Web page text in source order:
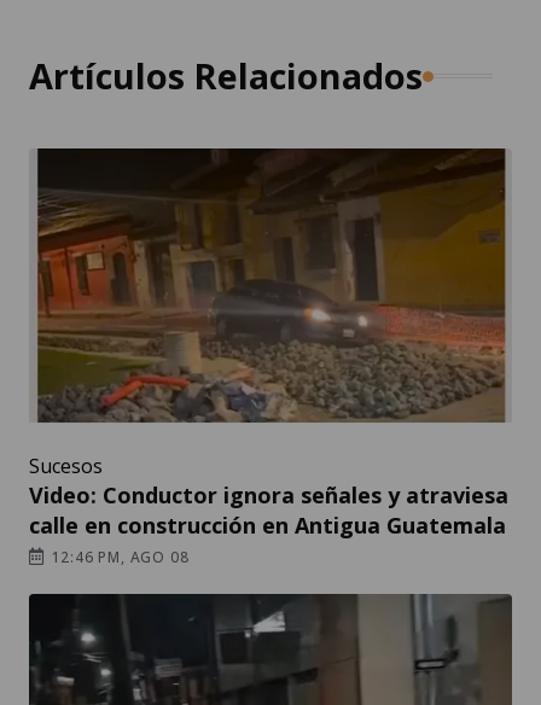
Artículos Relacionados
Sucesos
Video: Conductor ignora señales y atraviesa
calle en construcción en Antigua Guatemala
12:46 PM, AGO 08